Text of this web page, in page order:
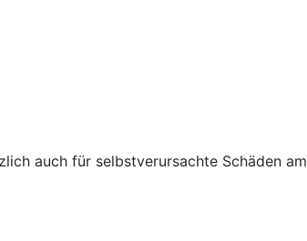
auch für selbstverursachte Schäden am